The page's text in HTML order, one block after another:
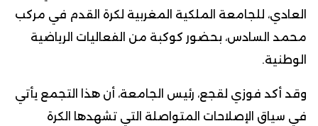
العادي، للجامعة الملكية المغربية لكرة القدم في مركب
محمد السادس، بحضور كوكبة من الفعاليات الرياضية
الوطنية.
وقد أكد فوزي لقجع، رئيس الجامعة، أن هذا التجمع يأتي
في سياق الإصلاحات المتواصلة التي تشهدها الكرة